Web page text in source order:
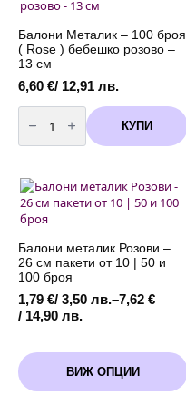
13
см
Балони Металик – 100 броя
( Rose ) бeбешко розово –
13 см
6,60 €/ 12,91 лв.
количество
за
Балони
Металик
броя
(
Rose
)
бeбешко
розово
-
13
см
КУПИ
Балони металик Розови –
26 см пакети от 10 | 50 и
100 броя
1,79 €/ 3,50 лв.–7,62 €
/ 14,90 лв.
Price
/
3,50 лв.
through
ВИЖ ОПЦИИ
This
product
has